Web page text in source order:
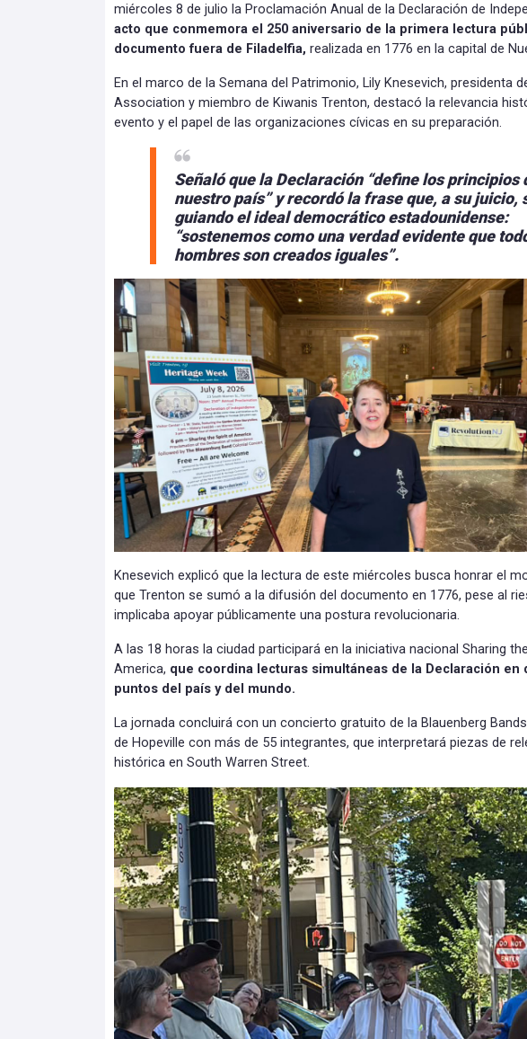
miércoles 8 de julio la Proclamación Anual de la Declaración de
acto que conmemora el 250 aniversario de la primera lectura
documento fuera de Filadelfia, realizada en 1776 en la capital de
En el marco de la Semana del Patrimonio, Lily Knesevich, presidenta
Association y miembro de Kiwanis Trenton, destacó la relevancia
evento y el papel de las organizaciones cívicas en su preparación.
Señaló que la Declaración “define los principios
nuestro país” y recordó la frase que, a su juicio,
guiando el ideal democrático estadounidense:
“sostenemos como una verdad evidente que
hombres son creados iguales”.
Knesevich explicó que la lectura de este miércoles busca honrar el
que Trenton se sumó a la difusión del documento en 1776, pese al
implicaba apoyar públicamente una postura revolucionaria.
A las 18 horas la ciudad participará en la iniciativa nacional Sharing
America, que coordina lecturas simultáneas de la Declaración en
puntos del país y del mundo.
La jornada concluirá con un concierto gratuito de la Blauenberg
de Hopeville con más de 55 integrantes, que interpretará piezas de
histórica en South Warren Street.